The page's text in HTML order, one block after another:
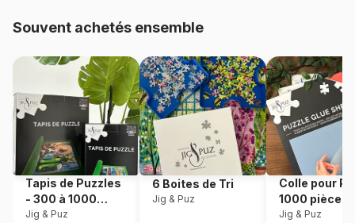
Référence Bluebird-Puzzle-F-91018
EAN 3663384910180
Nombre de pièces 1000 pièces
Dimensions 69 x 48 cm
Matière primaire
Souvent achetés ensemble
Tapis de Puzzles
- 300 à 1000
pièces
Jig & Puz
6 Boites de Tri
Jig & Puz
Colle pour
1000 pièces
Jig & Puz